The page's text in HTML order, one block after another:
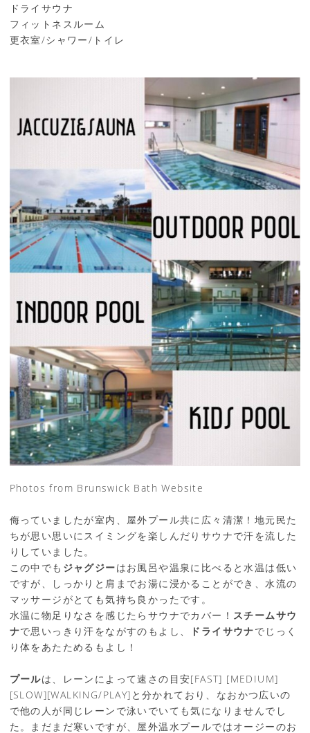
ドライサウナ
フィットネスルーム
更衣室/シャワー/トイレ
Photos from Brunswick Bath Website
侮っていましたが室内、屋外プール共に広々清潔！地元民た
ちが思い思いにスイミングを楽しんだりサウナで汗を流した
りしていました。
この中でも ジャグジーはお風呂や温泉に比べると水温は低い
ですが、しっかりと肩までお湯に浸かることができ、水流の
マッサージがとても気持ち良かったです。
水温に物足りなさを感じたらサウナでカバー！ スチームサウ
ナで思いっきり汗をながすのもよし、 ドライサウナでじっく
り体をあたためるもよし！
プールは、レーンによって速さの目安[FAST] [MEDIUM]
[SLOW][WALKING/PLAY]と分かれており、なおかつ広いの
で他の人が同じレーンで泳いでいても気になりませんでし
た。まだまだ寒いですが、屋外温水プールではオージーのお